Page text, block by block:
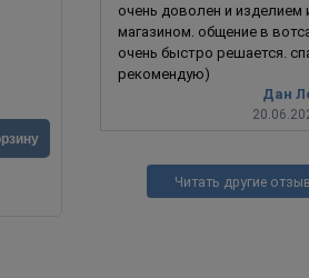
Звездный лорд
Дан
очень доволен и изделием
магазином. общение в
очень быстро решается.
рекомендую)
Читать другие